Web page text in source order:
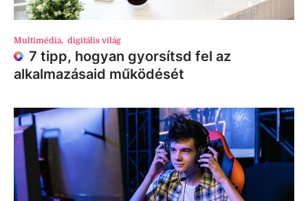
Multimédia, digitális világ
7 tipp, hogyan gyorsítsd fel az
alkalmazásaid működését